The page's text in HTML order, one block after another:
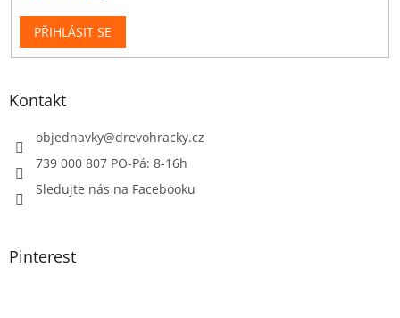
PŘIHLÁSIT SE
Kontakt
objednavky@drevohracky.cz
739 000 807 PO-Pá: 8-16h
Sledujte nás na Facebooku
Pinterest